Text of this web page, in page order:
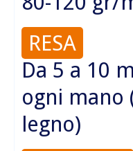
RESA
Da 5 a 10
ogni mano
legno)